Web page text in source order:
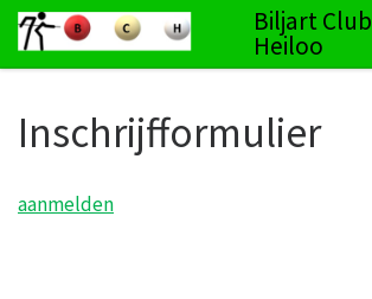
Ga naar inhoud Biljart Club
Heiloo
Inschrijfformulier
aanmelden